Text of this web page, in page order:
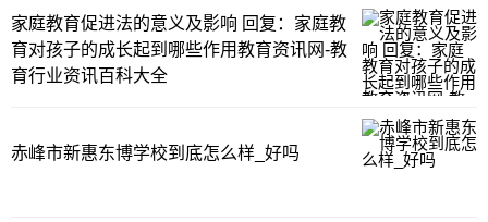
家庭教育促进法的意义及影响 回复：家庭教
育对孩子的成长起到哪些作用教育资讯网-教
育行业资讯百科大全
赤峰市新惠东博学校到底怎么样_好吗